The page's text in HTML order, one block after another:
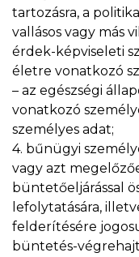
tartozásra, a
vallásos vagy más
érdek-képviseleti
életre vonatkozó
– az egészségi
vonatkozó
személyes adat;
4. bűnügyi
vagy azt
büntetőeljárással
lefolytatására,
felderítésére
büntetés-